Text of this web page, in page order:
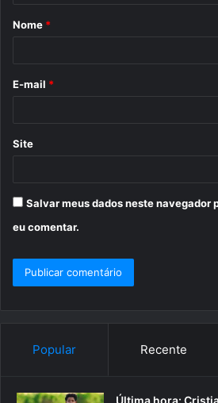
r
Nome *
E-mail *
Site
Salvar meus dados neste navegador
eu comentar.
Popular Recente
Última hora: